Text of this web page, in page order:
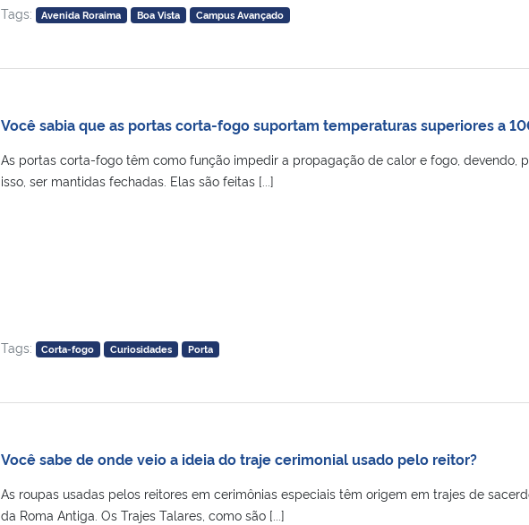
Tags: Avenida Roraima Boa Vista Campus Avançado
Você sabia que as portas corta-fogo suportam temperaturas superiores a
As portas corta-fogo têm como função impedir a propagação de calor e fogo, devendo,
isso, ser mantidas fechadas. Elas são feitas [...]
Tags: Corta-fogo Curiosidades Porta
Você sabe de onde veio a ideia do traje cerimonial usado pelo reitor?
As roupas usadas pelos reitores em cerimônias especiais têm origem em trajes de
da Roma Antiga. Os Trajes Talares, como são [...]